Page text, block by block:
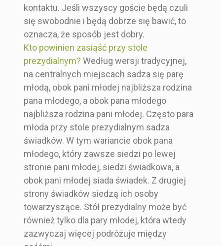
kontaktu. Jeśli wszyscy goście będą czuli
się swobodnie i będą dobrze się bawić, to
oznacza, że sposób jest dobry.
Kto powinien zasiąść przy stole
prezydialnym? Według wersji tradycyjnej,
na centralnych miejscach sadza się parę
młodą, obok pani młodej najbliższa rodzina
pana młodego, a obok pana młodego
najbliższa rodzina pani młodej. Często para
młoda przy stole prezydialnym sadza
świadków. W tym wariancie obok pana
młodego, który zawsze siedzi po lewej
stronie pani młodej, siedzi świadkowa, a
obok pani młodej siada świadek. Z drugiej
strony świadków siedzą ich osoby
towarzyszące. Stół prezydialny może być
również tylko dla pary młodej, która wtedy
zazwyczaj więcej podróżuje między